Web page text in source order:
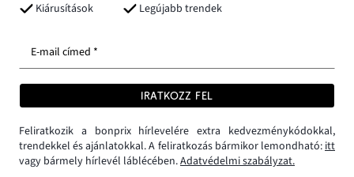
Kiárusítások
Legújabb trendek
E-mail címed *
IRATKOZZ FEL
Feliratkozik a bonprix hírlevelére extra kedvezménykódokkal,
trendekkel és ajánlatokkal. A feliratkozás bármikor lemondható: itt
vagy bármely hírlevél láblécében.Adatvédelmi szabályzat.